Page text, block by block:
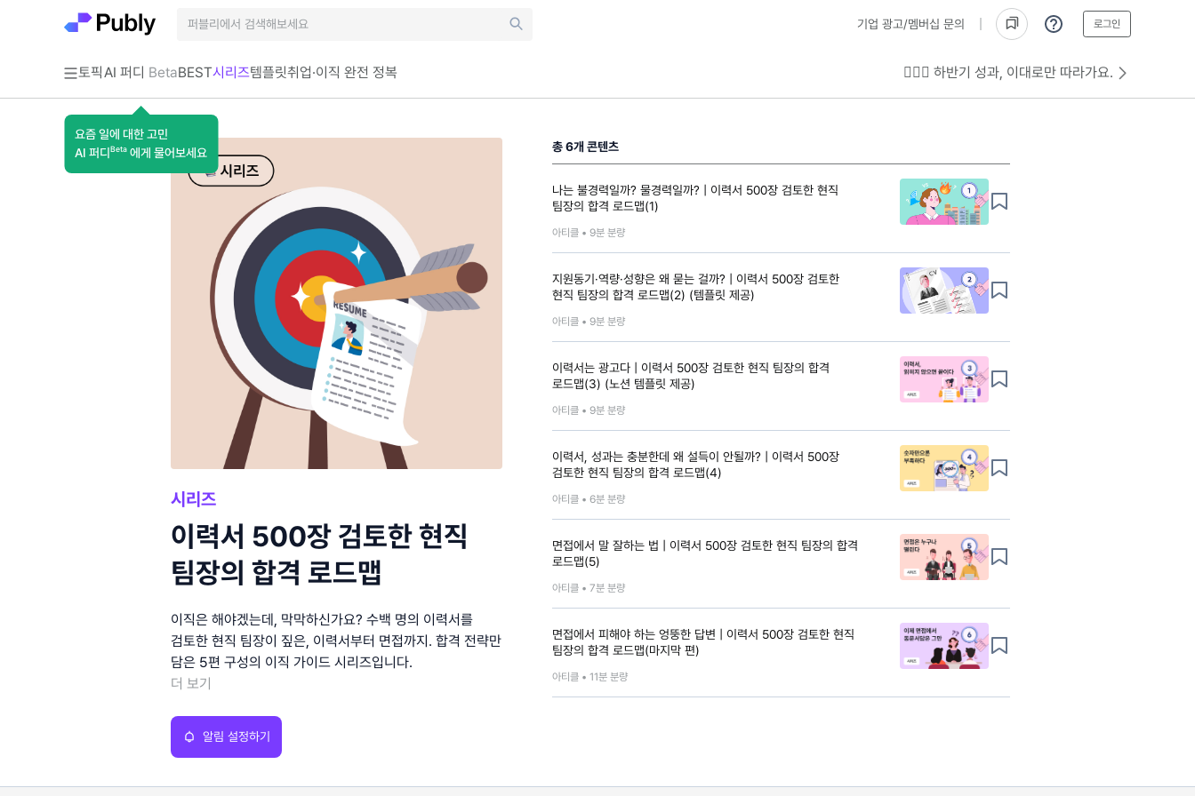
기업 광고/멤버십 문의 로그인
토픽AI 퍼디 Beta
요즘 일에 대한 고민
AI 퍼디 Beta 에게 물어보세요
BEST시리즈템플릿취업·이직 완전 정복 💁🏻‍♂️ 하반기 성과, 이대로만 따라가요.
시리즈
이력서 500장 검토한 현직
팀장의 합격 로드맵
이직은 해야겠는데, 막막하신가요? 수백 명의 이력서를
검토한 현직 팀장이 짚은, 이력서부터 면접까지. 합격 전략만
담은 5편 구성의 이직 가이드 시리즈입니다.
더 보기
알림 설정하기
총6개 콘텐츠
나는 불경력일까? 물경력일까? | 이력서 500장 검토한 현직
팀장의 합격 로드맵(1)
아티클 •9분 분량
지원동기·역량·성향은 왜 묻는 걸까? | 이력서 500장 검토한
현직 팀장의 합격 로드맵(2) (템플릿 제공)
아티클 •9분 분량
이력서는 광고다 | 이력서 500장 검토한 현직 팀장의 합격
로드맵(3) (노션 템플릿 제공)
아티클 •9분 분량
이력서, 성과는 충분한데 왜 설득이 안될까? | 이력서 500장
검토한 현직 팀장의 합격 로드맵(4)
아티클 •6분 분량
면접에서 말 잘하는 법 | 이력서 500장 검토한 현직 팀장의 합격
로드맵(5)
아티클 •7분 분량
면접에서 피해야 하는 엉뚱한 답변 | 이력서 500장 검토한 현직
팀장의 합격 로드맵(마지막 편)
아티클 •11분 분량